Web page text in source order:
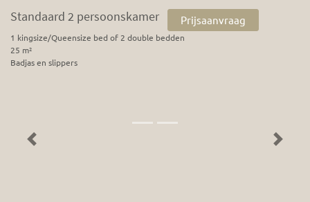
Standaard 2 persoonskamer Prijsaanvraag
1 kingsize/Queensize bed of 2 double bedden
25 m²
Badjas en slippers
Previous Next